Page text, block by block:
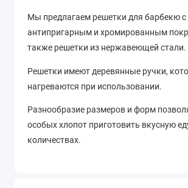
Мы предлагаем решетки для барбекю с
антипригарным и хромированным
также решетки из нержавеющей стали.
Решетки имеют деревянные ручки,
нагреваются при использовании.
Разнообразие размеров и форм
особых хлопот приготовить вкусную
количествах.